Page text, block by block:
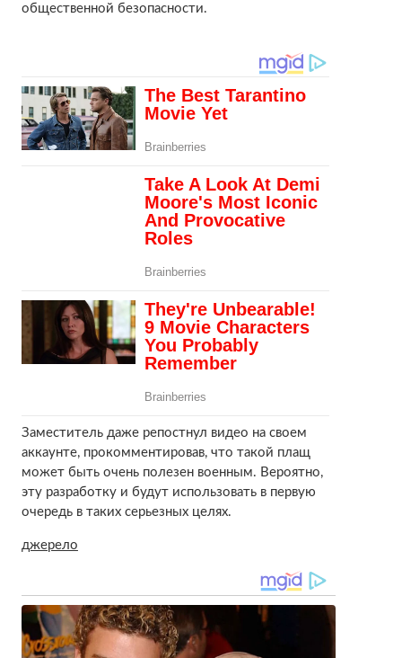
общественной безопасности.
Заместитель даже репостнул видео на своем
аккаунте, прокомментировав, что такой плащ
может быть очень полезен военным. Вероятно,
эту разработку и будут использовать в первую
очередь в таких серьезных целях.
джерело